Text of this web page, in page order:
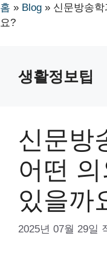
홈 » Blog » 신문방송
요?
생활정보팁
신문방
어떤
있을까
2025년 07월 29일